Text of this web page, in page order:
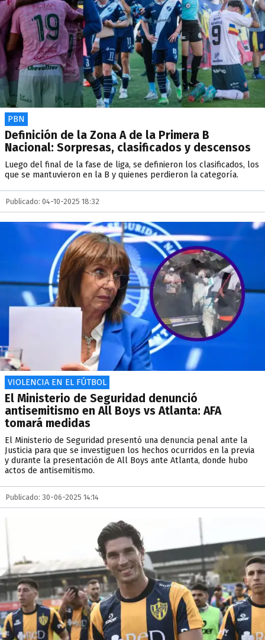
PBN
Definición de la Zona A de la Primera B
Nacional: Sorpresas, clasificados y descensos
Luego del final de la fase de liga, se definieron los clasificados, los
que se mantuvieron en la B y quienes perdieron la categoría.
Publicado: 04-10-2025 18:32
VIOLENCIA EN EL FÚTBOL
El Ministerio de Seguridad denunció
antisemitismo en All Boys vs Atlanta: AFA
tomará medidas
El Ministerio de Seguridad presentó una denuncia penal ante la
Justicia para que se investiguen los hechos ocurridos en la previa
y durante la presentación de All Boys ante Atlanta, donde hubo
actos de antisemitismo.
Publicado: 30-06-2025 14:14